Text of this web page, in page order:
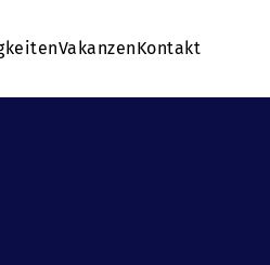
VakanzenKontakt